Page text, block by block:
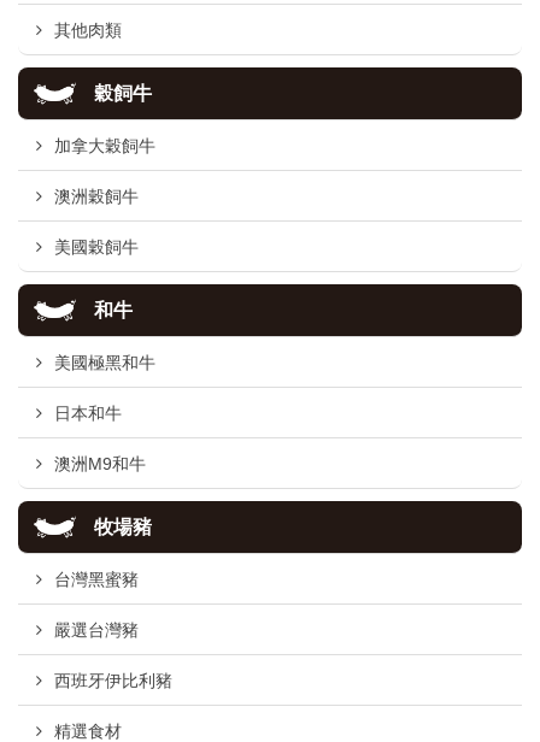
其他肉類
穀飼牛
加拿大穀飼牛
澳洲穀飼牛
美國穀飼牛
和牛
美國極黑和牛
日本和牛
澳洲M9和牛
牧場豬
台灣黑蜜豬
嚴選台灣豬
西班牙伊比利豬
精選食材